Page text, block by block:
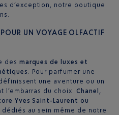
d’exception, notre boutique
UN VOYAGE OLFACTIF
des marques de luxes et
. Pour parfumer une
une aventure ou un
l’embarras du choix. Chanel,
Yves Saint-Laurent ou
au sein même de notre